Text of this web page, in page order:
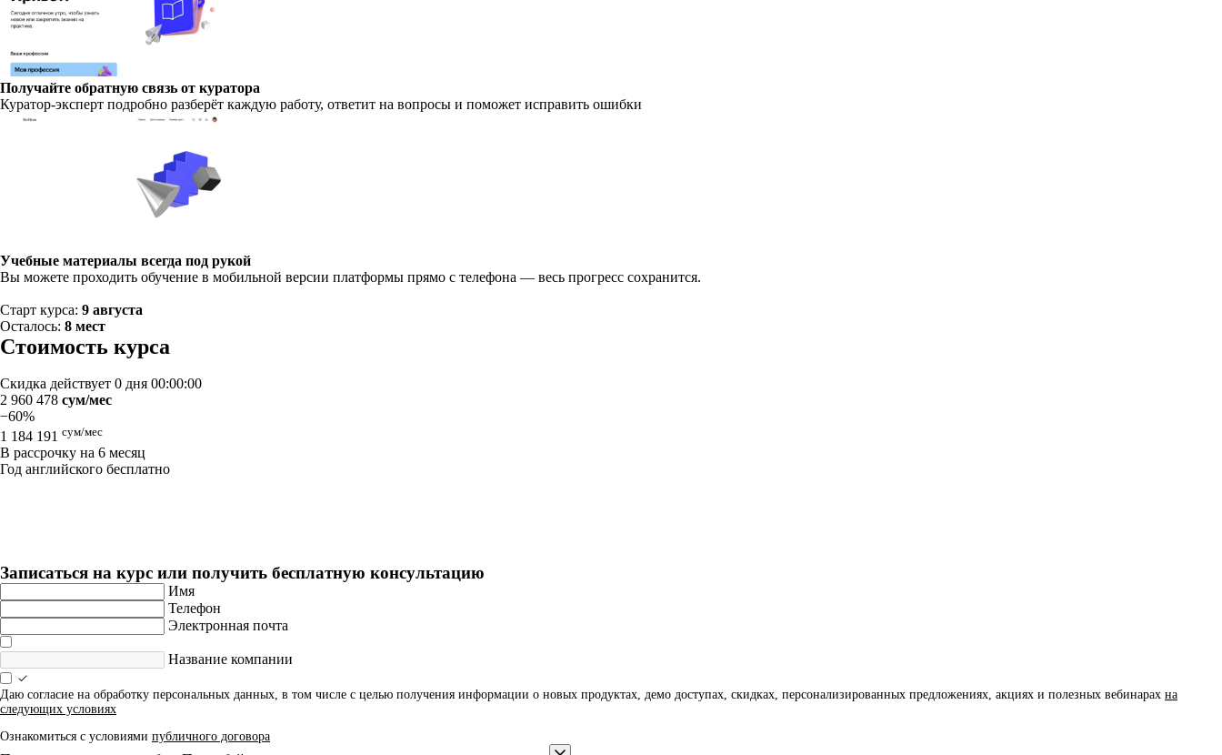
Получайте обратную связь от куратора
Куратор-эксперт подробно разберёт каждую работу, ответит на вопросы и поможет исправить ошибки
Учебные материалы всегда под рукой
Вы можете проходить обучение в мобильной версии платформы прямо с телефона — весь прогресс сохранится.
Старт курса: 9 августа
Осталось: 8 мест
Стоимость курса
Скидка действует 0 дня 00:00:00
2 960 478 сум/мес
−60%
1 184 191 сум/мес
В рассрочку на 6 месяц
Год английского бесплатно
Записаться на курс или получить бесплатную консультацию
Имя
Телефон
Электронная почта
Название компании
Даю согласие на обработку персональных данных, в том числе с целью получения информации о новых продуктах, демо доступах, скидках, персонализированных предложениях, акциях и полезных вебинарах на
следующих условиях
Ознакомиться с условиями публичного договора